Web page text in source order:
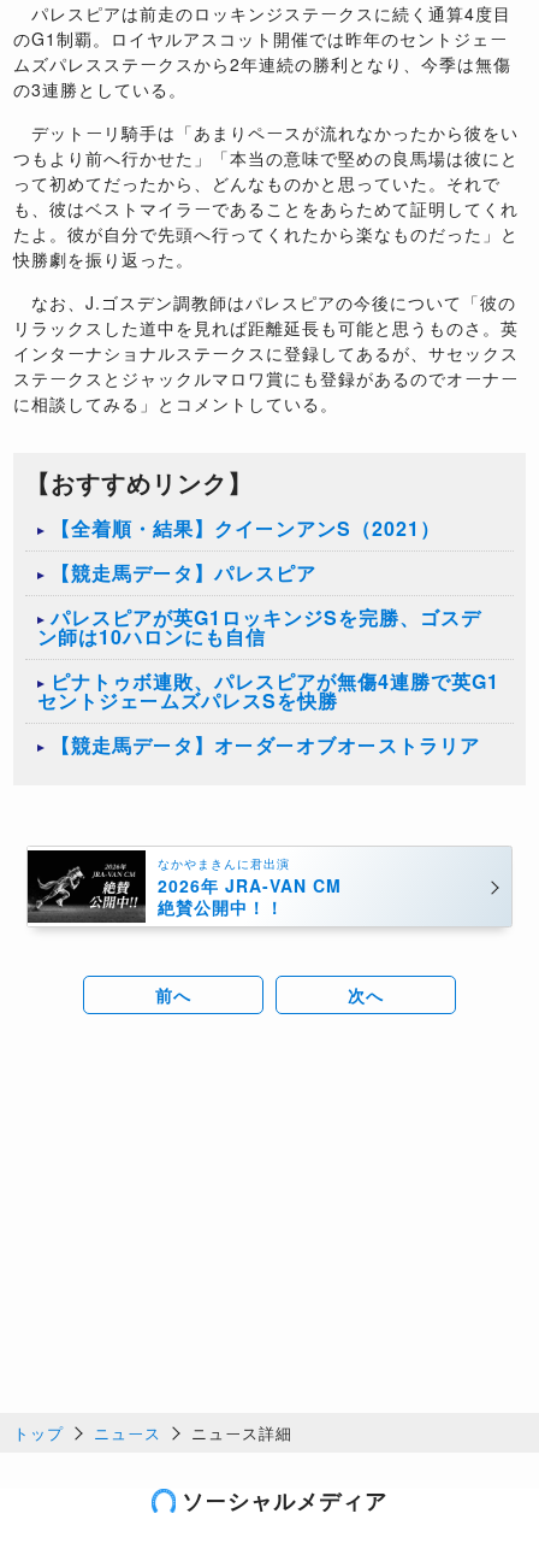
パレスピアは前走のロッキンジステークスに続く通算4度目
のG1制覇。ロイヤルアスコット開催では昨年のセントジェー
ムズパレスステークスから2年連続の勝利となり、今季は無傷
の3連勝としている。
デットーリ騎手は「あまりペースが流れなかったから彼をい
つもより前へ行かせた」「本当の意味で堅めの良馬場は彼にと
って初めてだったから、どんなものかと思っていた。それで
も、彼はベストマイラーであることをあらためて証明してくれ
たよ。彼が自分で先頭へ行ってくれたから楽なものだった」と
快勝劇を振り返った。
なお、J.ゴスデン調教師はパレスピアの今後について「彼の
リラックスした道中を見れば距離延長も可能と思うものさ。英
インターナショナルステークスに登録してあるが、サセックス
ステークスとジャックルマロワ賞にも登録があるのでオーナー
に相談してみる」とコメントしている。
【おすすめリンク】
【全着順・結果】クイーンアンS（2021）
【競走馬データ】パレスピア
パレスピアが英G1ロッキンジSを完勝、ゴスデ
ン師は10ハロンにも自信
ピナトゥボ連敗、パレスピアが無傷4連勝で英G1
セントジェームズパレスSを快勝
【競走馬データ】オーダーオブオーストラリア
なかやまきんに君出演
2026年 JRA-VAN CM
絶賛公開中！！
前へ 次へ
トップ ニュース ニュース詳細
ソーシャルメディア